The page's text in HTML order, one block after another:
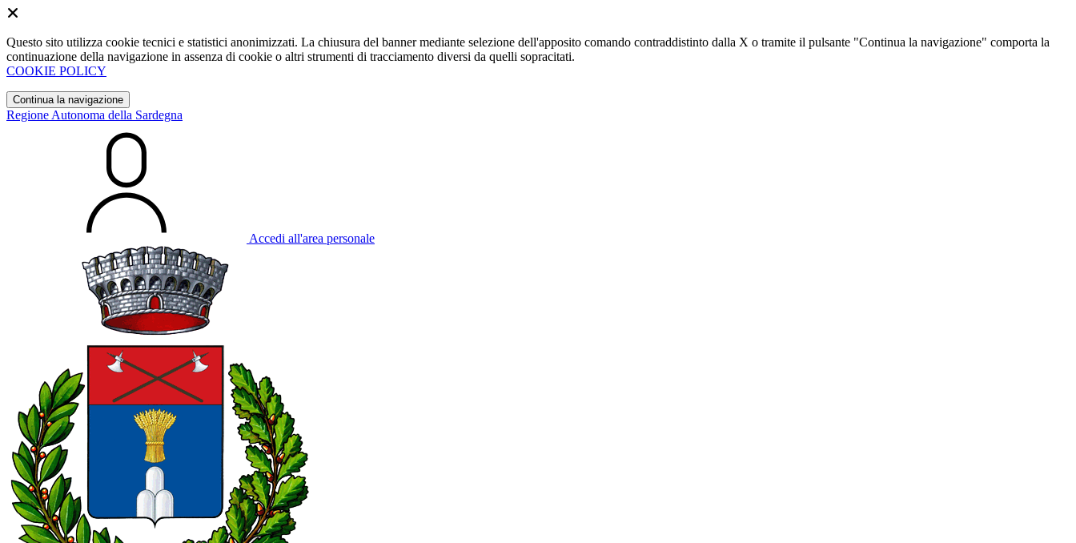
Questo sito utilizza cookie tecnici e statistici anonimizzati. La chiusura del banner mediante selezione dell'apposito comando contraddistinto dalla X o tramite il pulsante "Continua la navigazione" comporta la
continuazione della navigazione in assenza di cookie o altri strumenti di tracciamento diversi da quelli sopracitati.
COOKIE POLICY
Continua la navigazione
Regione Autonoma della Sardegna
Accedi all'area personale